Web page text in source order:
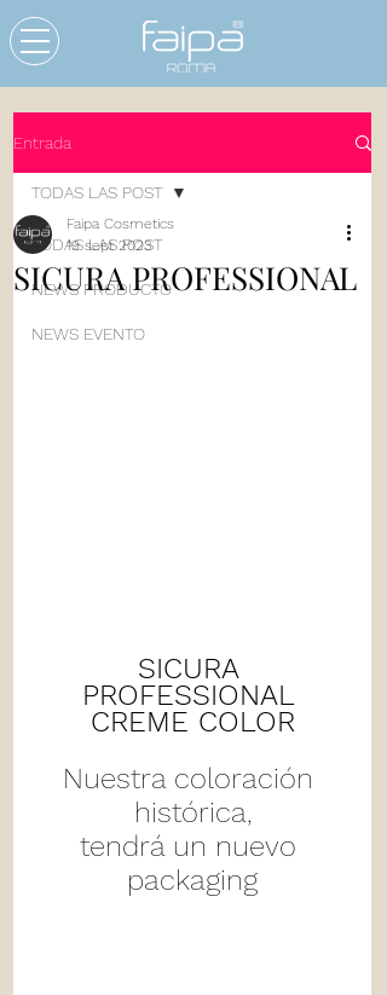
Entrada
TODAS LAS POST
NEWS PRODUCTO
NEWS EVENTO
TODAS LAS POST
SICURA PROFESSIONAL
Faipa Cosmetics
19 sept 2023
SICURA
PROFESSIONAL
CREME COLOR
Nuestra coloración
histórica,
tendrá un nuevo
packaging